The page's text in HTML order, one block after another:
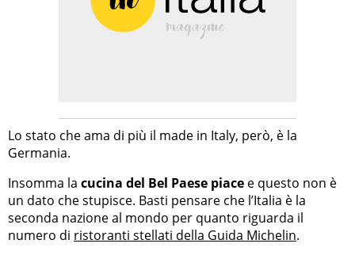
Lo stato che ama di più il made in Italy, però, è la
Germania.
Insomma la cucina del Bel Paese piace e questo non è
un dato che stupisce. Basti pensare che l’Italia è la
seconda nazione al mondo per quanto riguarda il
numero di ristoranti stellati della Guida Michelin.